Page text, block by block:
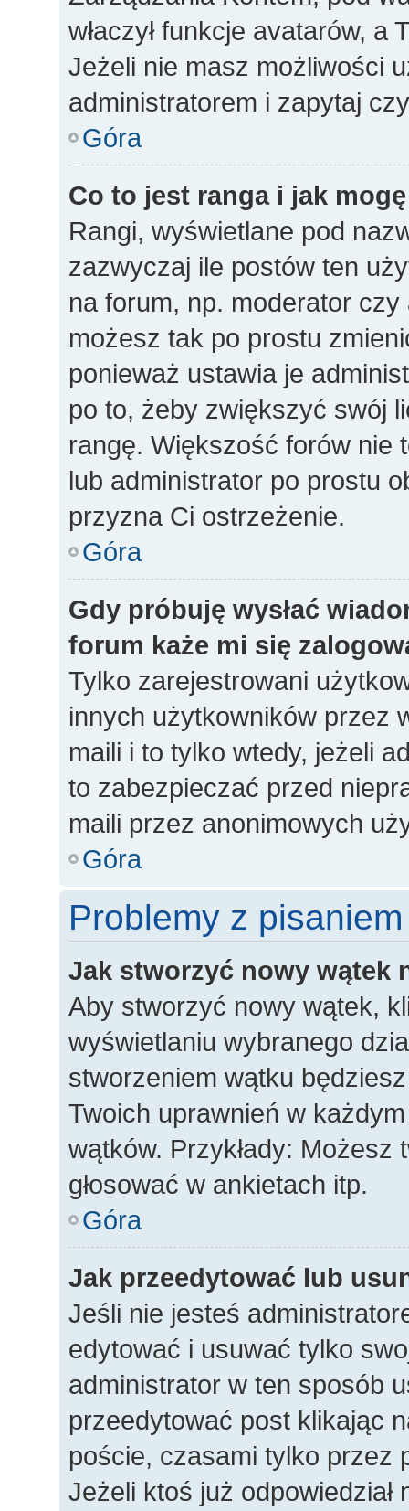
właczył funkcje avatarów,
Jeżeli nie masz możliwości
administratorem i zapytaj
Góra
Co to jest ranga i jak
Rangi, wyświetlane pod
zazwyczaj ile postów ten
na forum, np. moderator
możesz tak po prostu
ponieważ ustawia je
po to, żeby zwiększyć swój
rangę. Większość forów nie
lub administrator po prostu
przyzna Ci ostrzeżenie.
Góra
Gdy próbuję wysłać
forum każe mi się
Tylko zarejestrowani
innych użytkowników przez
maili i to tylko wtedy, jeżeli
to zabezpieczać przed
maili przez anonimowych
Góra
Problemy z pisaniem
Jak stworzyć nowy wątek
Aby stworzyć nowy wątek,
wyświetlaniu wybranego
stworzeniem wątku
Twoich uprawnień w
wątków. Przykłady:
głosować w ankietach itp.
Góra
Jak przeedytować lub
Jeśli nie jesteś
edytować i usuwać tylko
administrator w ten sposób
przeedytować post klikając
poście, czasami tylko przez
Jeżeli ktoś już